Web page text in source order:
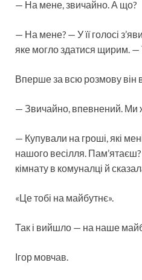
— На мене, звичайно. А що?
— На мене? — У її голосі
яке могло здатися щирим.
Вперше за всю розмову він
— Звичайно, впевнений. Ми
— Купували на гроші, які
нашого весілля.
кімнату в комуналці й
«Це тобі на майбутнє».
Так і вийшло — на наше
Ігор мовчав.